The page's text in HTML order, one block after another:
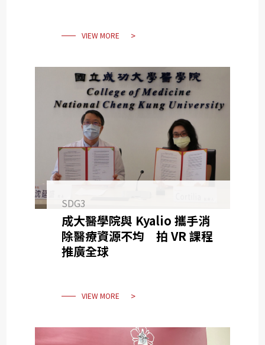
VIEW MORE
SDG3
成大醫學院與 Kyalio 攜手消
除醫療資源不均 拍 VR 課程
推廣全球
VIEW MORE